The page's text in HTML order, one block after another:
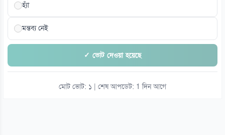
হ্যাঁ
মন্তব্য নেই
✓ ভোট দেওয়া হয়েছে
মোট ভোট: ১ | শেষ আপডেট: 1 দিন আগে